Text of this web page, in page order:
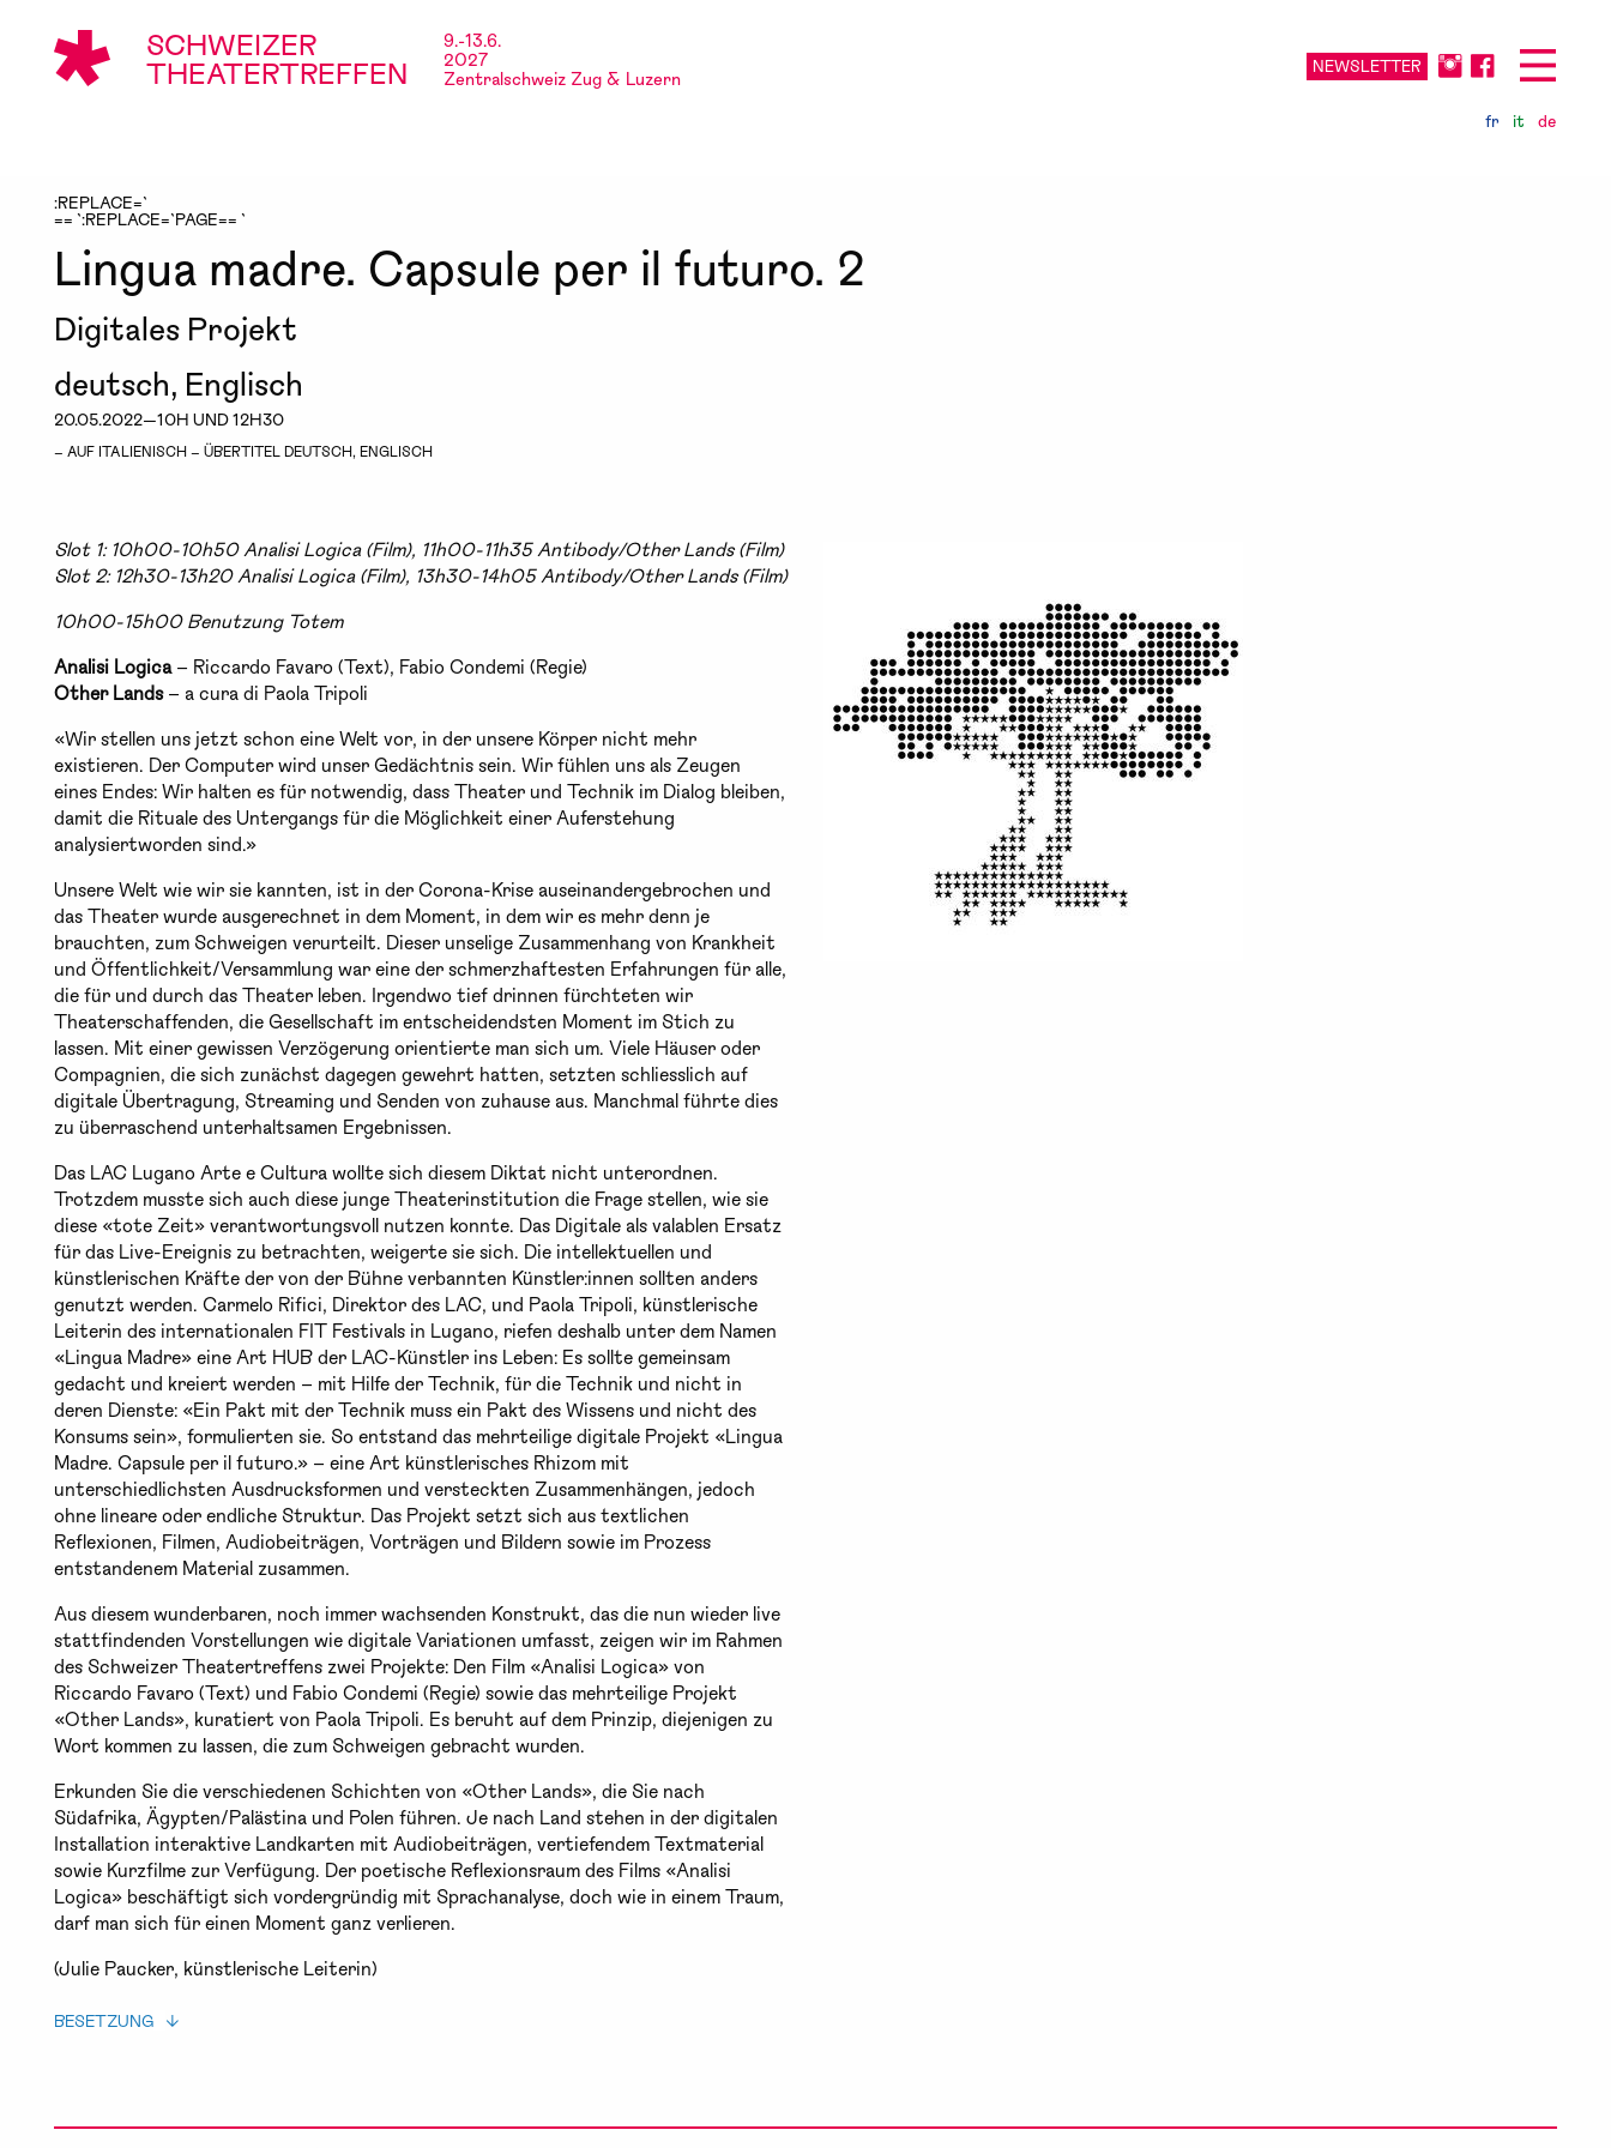
SCHWEIZER
THEATERTREFFEN
9.-13.6.
2027
Zentralschweiz Zug & Luzern
NEWSLETTER
fr it de
:REPLACE=`
== `:REPLACE=`PAGE== `
Lingua madre. Capsule per il futuro. 2
Digitales Projekt
deutsch, Englisch
20.05.2022—10H UND 12H30
– AUF ITALIENISCH – ÜBERTITEL DEUTSCH, ENGLISCH
Slot 1: 10h00-10h50 Analisi Logica (Film), 11h00-11h35 Antibody/Other Lands (Film)
Slot 2: 12h30-13h20 Analisi Logica (Film), 13h30-14h05 Antibody/Other Lands (Film)
10h00-15h00 Benutzung Totem
Analisi Logica – Riccardo Favaro (Text), Fabio Condemi (Regie)
Other Lands – a cura di Paola Tripoli
«Wir stellen uns jetzt schon eine Welt vor, in der unsere Körper nicht mehr
existieren. Der Computer wird unser Gedächtnis sein. Wir fühlen uns als Zeugen
eines Endes: Wir halten es für notwendig, dass Theater und Technik im Dialog bleiben,
damit die Rituale des Untergangs für die Möglichkeit einer Auferstehung
analysiertworden sind.»
Unsere Welt wie wir sie kannten, ist in der Corona-Krise auseinandergebrochen und
das Theater wurde ausgerechnet in dem Moment, in dem wir es mehr denn je
brauchten, zum Schweigen verurteilt. Dieser unselige Zusammenhang von Krankheit
und Öffentlichkeit/Versammlung war eine der schmerzhaftesten Erfahrungen für alle,
die für und durch das Theater leben. Irgendwo tief drinnen fürchteten wir
Theaterschaffenden, die Gesellschaft im entscheidendsten Moment im Stich zu
lassen. Mit einer gewissen Verzögerung orientierte man sich um. Viele Häuser oder
Compagnien, die sich zunächst dagegen gewehrt hatten, setzten schliesslich auf
digitale Übertragung, Streaming und Senden von zuhause aus. Manchmal führte dies
zu überraschend unterhaltsamen Ergebnissen.
Das LAC Lugano Arte e Cultura wollte sich diesem Diktat nicht unterordnen.
Trotzdem musste sich auch diese junge Theaterinstitution die Frage stellen, wie sie
diese «tote Zeit» verantwortungsvoll nutzen konnte. Das Digitale als valablen Ersatz
für das Live-Ereignis zu betrachten, weigerte sie sich. Die intellektuellen und
künstlerischen Kräfte der von der Bühne verbannten Künstler:innen sollten anders
genutzt werden. Carmelo Rifici, Direktor des LAC, und Paola Tripoli, künstlerische
Leiterin des internationalen FIT Festivals in Lugano, riefen deshalb unter dem Namen
«Lingua Madre» eine Art HUB der LAC-Künstler ins Leben: Es sollte gemeinsam
gedacht und kreiert werden – mit Hilfe der Technik, für die Technik und nicht in
deren Dienste: «Ein Pakt mit der Technik muss ein Pakt des Wissens und nicht des
Konsums sein», formulierten sie. So entstand das mehrteilige digitale Projekt «Lingua
Madre. Capsule per il futuro.» – eine Art künstlerisches Rhizom mit
unterschiedlichsten Ausdrucksformen und versteckten Zusammenhängen, jedoch
ohne lineare oder endliche Struktur. Das Projekt setzt sich aus textlichen
Reflexionen, Filmen, Audiobeiträgen, Vorträgen und Bildern sowie im Prozess
entstandenem Material zusammen.
Aus diesem wunderbaren, noch immer wachsenden Konstrukt, das die nun wieder live
stattfindenden Vorstellungen wie digitale Variationen umfasst, zeigen wir im Rahmen
des Schweizer Theatertreffens zwei Projekte: Den Film «Analisi Logica» von
Riccardo Favaro (Text) und Fabio Condemi (Regie) sowie das mehrteilige Projekt
«Other Lands», kuratiert von Paola Tripoli. Es beruht auf dem Prinzip, diejenigen zu
Wort kommen zu lassen, die zum Schweigen gebracht wurden.
Erkunden Sie die verschiedenen Schichten von «Other Lands», die Sie nach
Südafrika, Ägypten/Palästina und Polen führen. Je nach Land stehen in der digitalen
Installation interaktive Landkarten mit Audiobeiträgen, vertiefendem Textmaterial
sowie Kurzfilme zur Verfügung. Der poetische Reflexionsraum des Films «Analisi
Logica» beschäftigt sich vordergründig mit Sprachanalyse, doch wie in einem Traum,
darf man sich für einen Moment ganz verlieren.
(Julie Paucker, künstlerische Leiterin)
BESETZUNG